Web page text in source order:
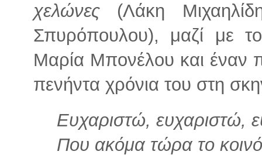
χελώνες (Λάκη
Σπυρόπουλου), μαζί με
Μαρία Μπονέλου και έναν
πενήντα χρόνια του στη
Ευχαριστώ, ευχαριστώ,
Που ακόμα τώρα το